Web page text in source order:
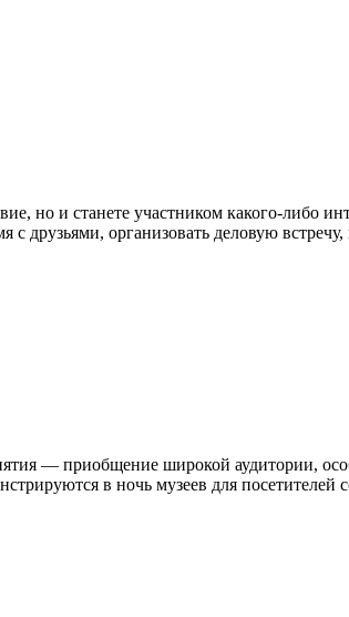
но и станете участником какого-либо
организовать деловую
— приобщение широкой аудитории,
в ночь музеев для